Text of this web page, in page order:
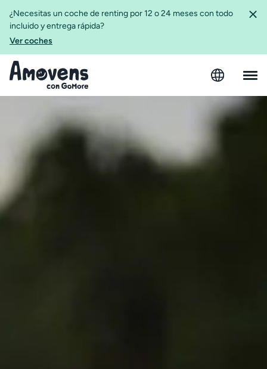
¿Necesitas un coche de renting por 12 o 24 meses con todo
incluido y entrega rápida?
Ver coches